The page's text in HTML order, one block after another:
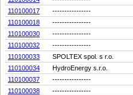
110100017
----------------
110100018
----------------
110100030
----------------
110100032
----------------
110100033
SPOLTEX spol. s r.o.
110100034
HydroEnergy s.r.o.
110100037
----------------
110100038
----------------